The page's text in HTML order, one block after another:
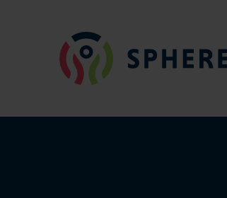
SPHERE QUÉBEC - Allez à la